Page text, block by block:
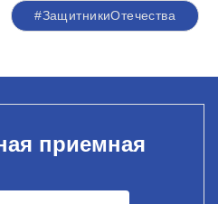
#ЗащитникиОтечества
приемная